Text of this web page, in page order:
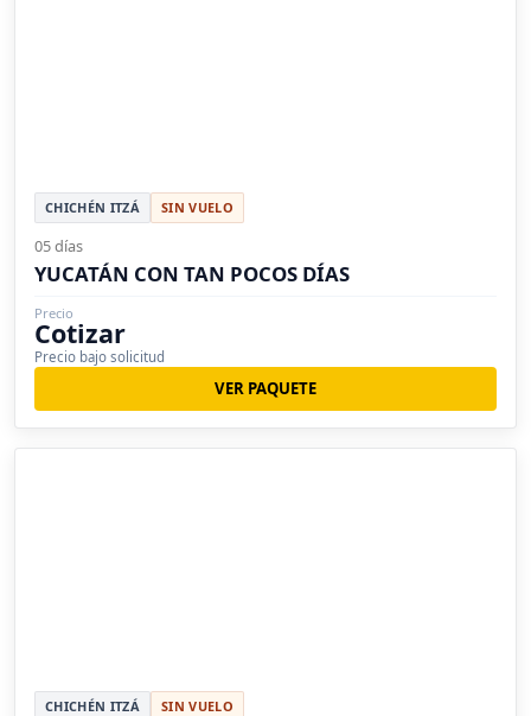
CHICHÉN ITZÁ SIN VUELO
05 días
YUCATÁN CON TAN POCOS DÍAS
Precio
Cotizar
Precio bajo solicitud
VER PAQUETE
CHICHÉN ITZÁ SIN VUELO